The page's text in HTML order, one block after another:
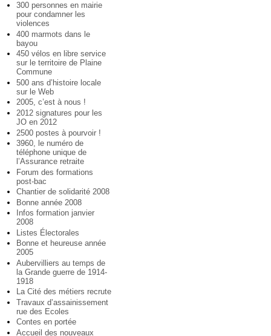
300 personnes en mairie
pour condamner les
violences
400 marmots dans le
bayou
450 vélos en libre service
sur le territoire de Plaine
Commune
500 ans d’histoire locale
sur le Web
2005, c’est à nous !
2012 signatures pour les
JO en 2012
2500 postes à pourvoir !
3960, le numéro de
téléphone unique de
l’Assurance retraite
Forum des formations
post-bac
Chantier de solidarité 2008
Bonne année 2008
Infos formation janvier
2008
Listes Électorales
Bonne et heureuse année
2005
Aubervilliers au temps de
la Grande guerre de 1914-
1918
La Cité des métiers recrute
Travaux d’assainissement
rue des Ecoles
Contes en portée
Accueil des nouveaux